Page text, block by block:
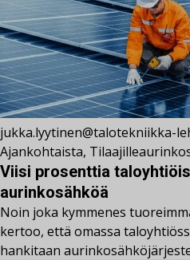
jukka.lyytinen@talotekniikka-
Ajankohtaista, Tilaajille
Viisi prosenttia
aurinkosähköä
Noin joka kymmenes
kertoo, että omassa
hankitaan